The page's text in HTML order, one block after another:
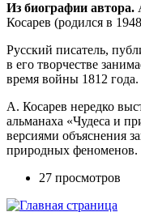
Из биографии автора.
Косарев (родился в
Русский писатель,
в его творчестве
время войны 1812 года.
А. Косарев нередко
альманаха «Чудеса и
версиями объяснения
природных феноменов.
27 просмотров